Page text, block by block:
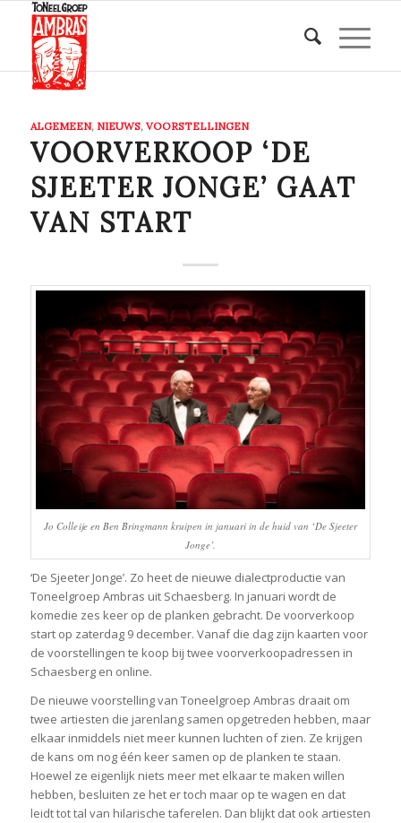
ALGEMEEN, NIEUWS, VOORSTELLINGEN
VOORVERKOOP ‘DE
SJEETER JONGE’ GAAT
VAN START
Jo Colleije en Ben Bringmann kruipen in januari in de huid van ‘De Sjeeter
Jonge’.
‘De Sjeeter Jonge’. Zo heet de nieuwe dialectproductie van
Toneelgroep Ambras uit Schaesberg. In januari wordt de
komedie zes keer op de planken gebracht. De voorverkoop
start op zaterdag 9 december. Vanaf die dag zijn kaarten voor
de voorstellingen te koop bij twee voorverkoopadressen in
Schaesberg en online.
De nieuwe voorstelling van Toneelgroep Ambras draait om
twee artiesten die jarenlang samen opgetreden hebben, maar
elkaar inmiddels niet meer kunnen luchten of zien. Ze krijgen
de kans om nog één keer samen op de planken te staan.
Hoewel ze eigenlijk niets meer met elkaar te maken willen
hebben, besluiten ze het er toch maar op te wagen en dat
leidt tot tal van hilarische taferelen. Dan blijkt dat ook artiesten